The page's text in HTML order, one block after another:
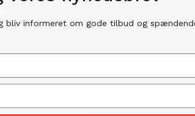
bliv informeret om gode tilbud og